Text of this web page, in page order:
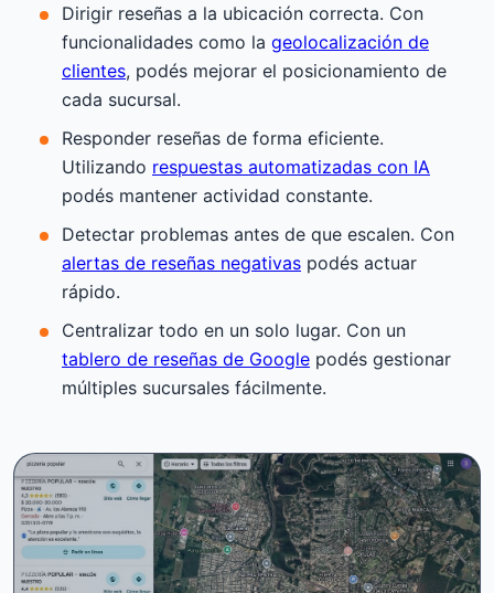
Dirigir reseñas a la ubicación correcta. Con
funcionalidades como la geolocalización de
clientes, podés mejorar el posicionamiento de
cada sucursal.
Responder reseñas de forma eficiente.
Utilizando respuestas automatizadas con IA
podés mantener actividad constante.
Detectar problemas antes de que escalen. Con
alertas de reseñas negativas podés actuar
rápido.
Centralizar todo en un solo lugar. Con un
tablero de reseñas de Google podés gestionar
múltiples sucursales fácilmente.